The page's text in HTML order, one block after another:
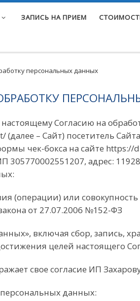
ЗАПИСЬ НА ПРИЕМ
персональных данных
Согласию на
– Сайт) посетитель
чек-бокса на сайте https://
305770002551207, адрес:
(операции) или
от 27.07.2006 №152-ФЗ
включая сбор, запись,
целей настоящего
свое согласие ИП
данных: